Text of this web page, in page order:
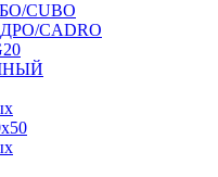
CUBO
CADRO